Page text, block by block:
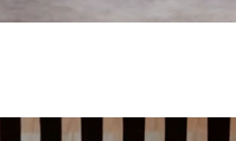
branco fecha ao longo